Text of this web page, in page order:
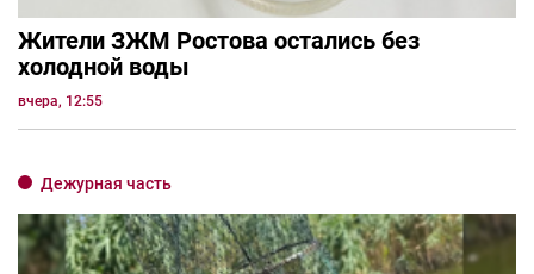
Жители ЗЖМ Ростова остались без
холодной воды
вчера, 12:55
Дежурная часть